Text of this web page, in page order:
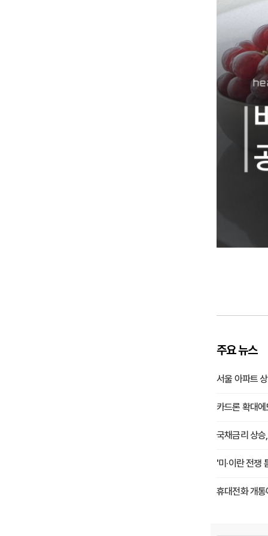
주요 뉴스
서울 아파트
카드론 확대
국채금리 상
'미·이란 전쟁
휴대전화 개